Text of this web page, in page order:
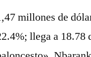
millones de
llega a 18.78